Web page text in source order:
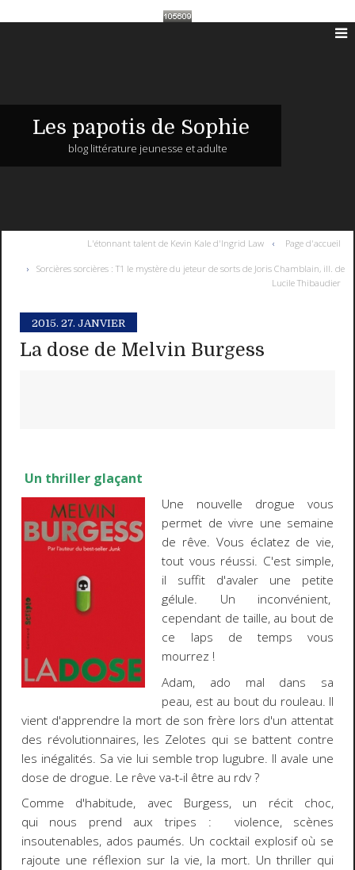
Les papotis de Sophie
blog littérature jeunesse et adulte
L'étonnant talent de Kevin Kale d'Ingrid Law Page d'accueil
Sorcières sorcières : T1 le mystère du jeteur de sorts de Joris Chamblain, ill. de
Lucile Thibaudier
2015. 27. JANVIER
La dose de Melvin Burgess
Un thriller glaçant
Une nouvelle drogue vous
permet de vivre une semaine
de rêve. Vous éclatez de vie,
tout vous réussi. C'est simple,
il suffit d'avaler une petite
gélule. Un inconvénient,
cependant de taille, au bout de
ce laps de temps vous
mourrez !
Adam, ado mal dans sa
peau, est au bout du rouleau. Il
vient d'apprendre la mort de son frère lors d'un attentat
des révolutionnaires, les Zelotes qui se battent contre
les inégalités. Sa vie lui semble trop lugubre. Il avale une
dose de drogue. Le rêve va-t-il être au rdv ?
Comme d'habitude, avec Burgess, un récit choc,
qui nous prend aux tripes : violence, scènes
insoutenables, ados paumés. Un cocktail explosif où se
rajoute une réflexion sur la vie, la mort. Un thriller qui